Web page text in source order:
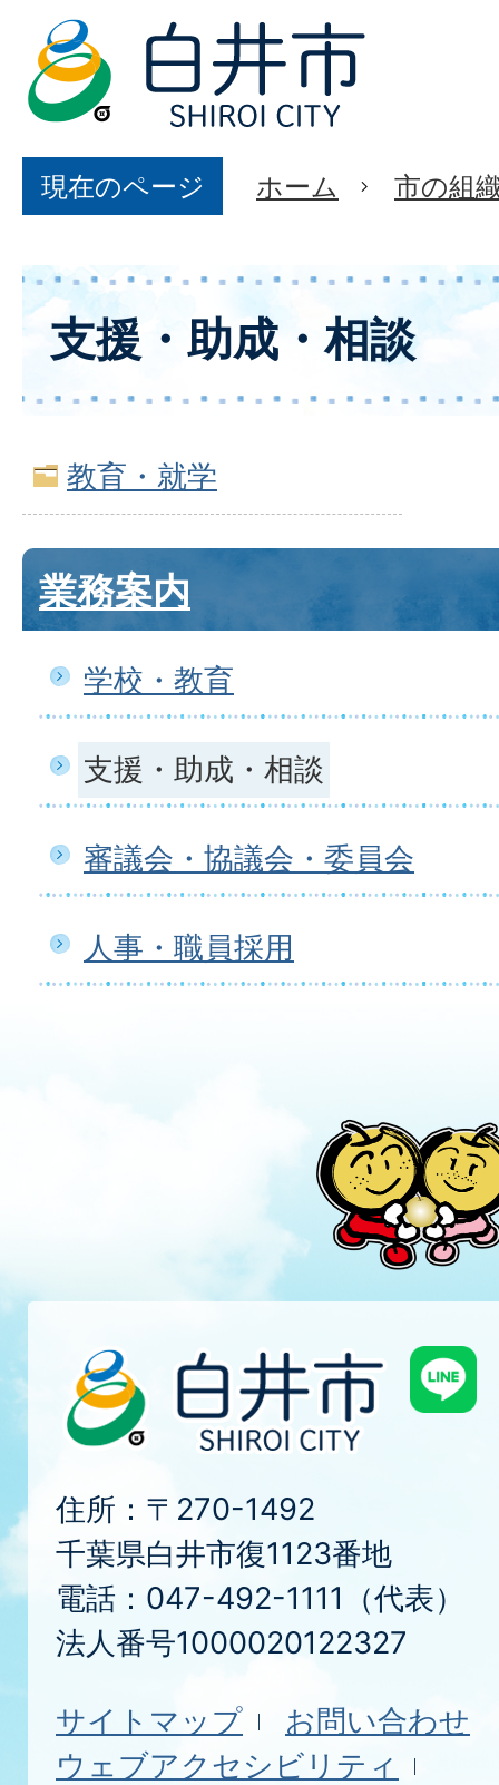
現在のページ ホーム 市の組
支援・助成・相談
教育・就学
業務案内
学校・教育
支援・助成・相談
審議会・協議会・委員会
人事・職員採用
住所：〒270-1492
千葉県白井市復1123番地
電話：047-492-1111（代表）
法人番号1000020122327
サイトマップ
お問い合わせ
ウェブアクセシビリティ